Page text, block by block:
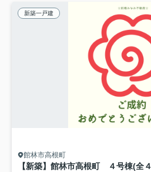
新築一戸建
館林市高根町